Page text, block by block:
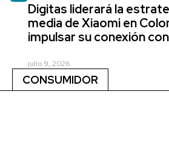
Digitas liderará la
media de Xiaomi en
impulsar su conexión
julio 9, 2026
CONSUMIDOR